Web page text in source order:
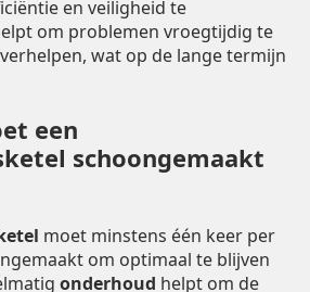
en veiligheid te
om problemen vroegtijdig te
wat op de lange termijn
een
schoongemaakt
moet minstens één keer per
om optimaal te blijven
onderhoud helpt om de